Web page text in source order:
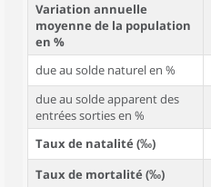
Variation annuelle
moyenne de la population
en %
due au solde naturel en %
due au solde apparent des
entrées sorties en %
Taux de natalité (‰)
Taux de mortalité (‰)